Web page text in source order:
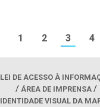
1 2 3 4
LEI DE ACESSO À
ÁREA DE IMPRENSA
IDENTIDADE VISUAL DA